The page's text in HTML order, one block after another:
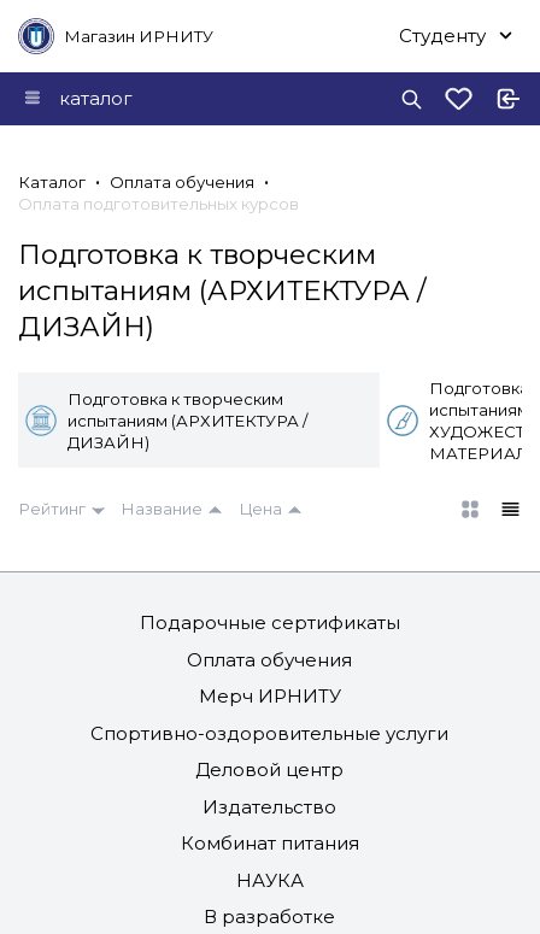
Магазин ИРНИТУ Студенту
каталог
Каталог
Оплата обучения
Оплата подготовительных курсов
Подготовка к творческим
испытаниям (АРХИТЕКТУРА /
ДИЗАЙН)
Подготовка к творческим
испытаниям (АРХИТЕКТУРА /
ДИЗАЙН)
Подготовка
Рейтинг Название Цена
Подарочные сертификаты
Оплата обучения
Мерч ИРНИТУ
Спортивно-оздоровительные услуги
Деловой центр
Издательство
Комбинат питания
НАУКА
В разработке